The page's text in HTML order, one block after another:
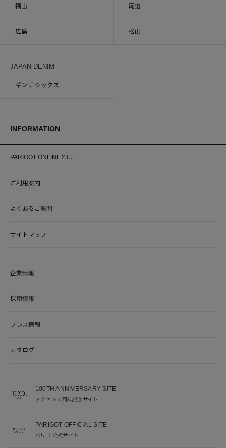
福山 尾道
広島 松山
JAPAN DENIM
ギンザ シックス
INFORMATION
PARIGOT ONLINEとは
ご利用案内
よくあるご質問
サイトマップ
企業情報
採用情報
プレス情報
カタログ
100TH ANNIVERSARY SITE
アクセ 100周年記念サイト
PARIGOT OFFICIAL SITE
パリゴ 公式サイト